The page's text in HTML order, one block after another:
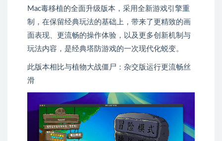
Mac毒移植的全面升级版本，采用全新游戏引擎重
制，在保留经典玩法的基础上，带来了更精致的画
面表现、更流畅的操作体验，以及更多创新机制与
玩法内容，是经典塔防游戏的一次现代化蜕变。
此版本相比与植物大战僵尸：杂交版运行更流畅丝
滑